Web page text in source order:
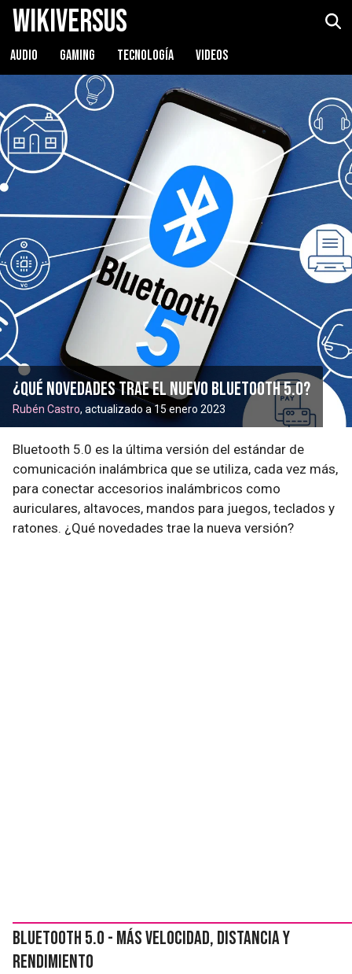
WikiVersus
AUDIO GAMING TECNOLOGÍA VIDEOS
¿Qué novedades trae el nuevo Bluetooth 5.0?
Rubén Castro, actualizado a 15 enero 2023
Bluetooth 5.0 es la última versión del estándar de
comunicación inalámbrica que se utiliza, cada vez más,
para conectar accesorios inalámbricos como
auriculares, altavoces, mandos para juegos, teclados y
ratones. ¿Qué novedades trae la nueva versión?
Bluetooth 5.0 - más velocidad, distancia y
rendimiento